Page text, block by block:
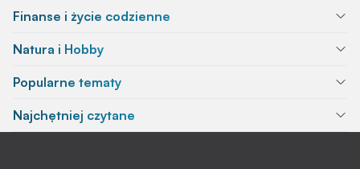
Finanse i życie codzienne
Natura i Hobby
Popularne tematy
Najchętniej czytane